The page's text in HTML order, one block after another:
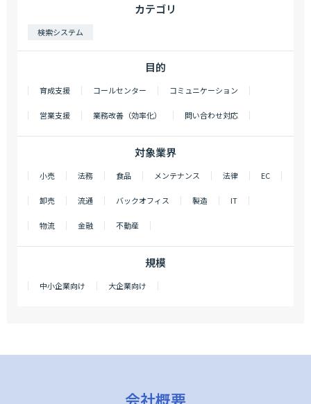
カテゴリ
検索システム
目的
育成支援 コールセンター コミュニケーション
営業支援 業務改善（効率化） 問い合わせ対応
対象業界
小売 法務 食品 メンテナンス 法律 EC
卸売 流通 バックオフィス 製造 IT
物流 金融 不動産
規模
中小企業向け 大企業向け
会社概要